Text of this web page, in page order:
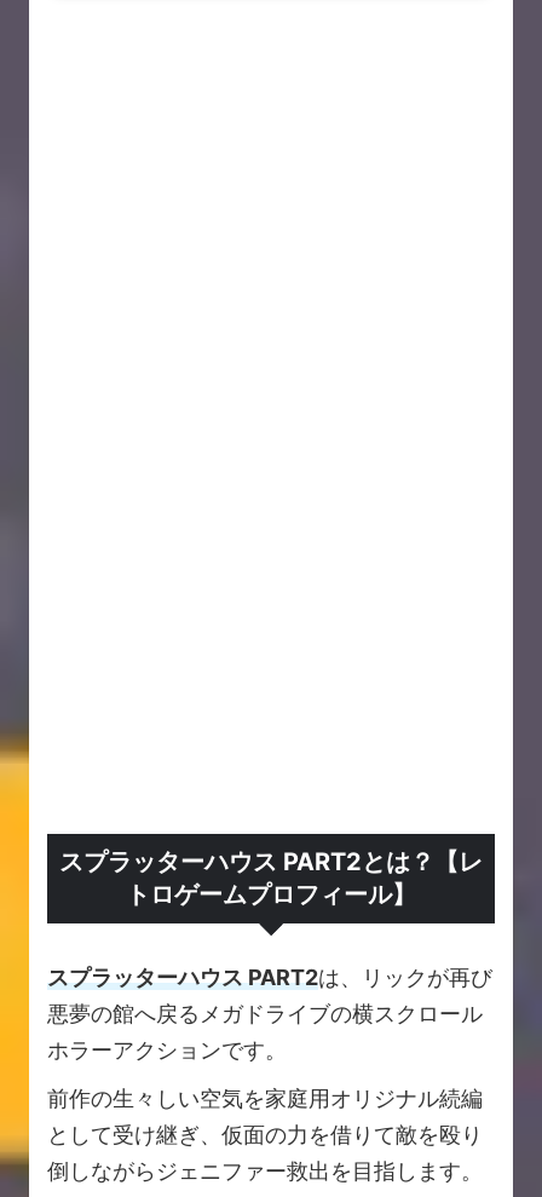
スプラッターハウス PART2とは？【レ
トロゲームプロフィール】
スプラッターハウス PART2は、リックが再び
悪夢の館へ戻るメガドライブの横スクロール
ホラーアクションです。
前作の生々しい空気を家庭用オリジナル続編
として受け継ぎ、仮面の力を借りて敵を殴り
倒しながらジェニファー救出を目指します。